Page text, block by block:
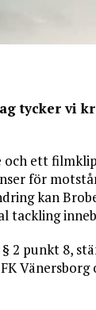
tycker vi
ett
för
kan
2 punkt 8,
Vänersborg